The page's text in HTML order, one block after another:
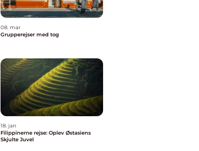
08. mar
Grupperejser med tog
18. jan
Filippinerne rejse: Oplev Østasiens
Skjulte Juvel